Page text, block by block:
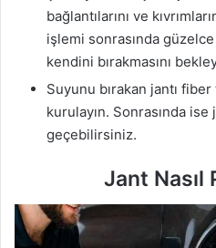
bağlantılarını ve
işlemi sonrasında
kendini bırakmasını
Suyunu bırakan jantı
kurulayın. Sonrasında
geçebilirsiniz.
Jant Nasıl